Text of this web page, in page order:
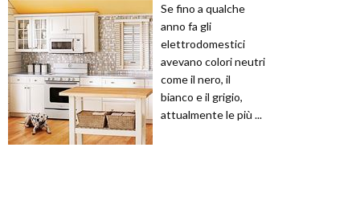
Se fino a qualche
anno fa gli
elettrodomestici
avevano colori neutri
come il nero, il
bianco e il grigio,
attualmente le più ...